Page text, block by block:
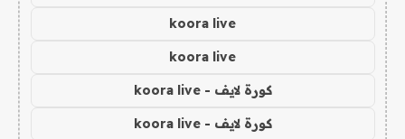
koora live
koora live
كورة لايف - koora live
كورة لايف - koora live